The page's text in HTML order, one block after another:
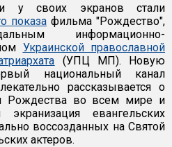
у своих экранов стали
показа фильма "Рождество",
информационно-
Украинской православной
(УПЦ МП). Новую
национальный канал
рассказывается о
Рождества во всем мире и
экранизация евангельских
воссозданных на Святой
актеров.